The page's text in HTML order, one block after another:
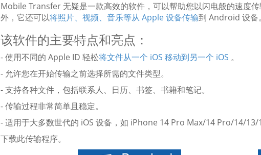
Mobile Transfer 无疑是一款高效的软件，可以帮助您以闪电般的速度
外，它还可以将照片、视频、音乐等从 Apple 设备传输到 Android 设备
该软件的主要特点和亮点：
- 使用不同的 Apple ID 轻松将文件从一个 iOS 移动到另一个 iOS 。
- 允许您在开始传输之前选择所需的文件类型。
- 支持各种文件，包括联系人、日历、书签、书籍和笔记。
- 传输过程非常简单且稳定。
- 适用于大多数世代的 iOS 设备，如 iPhone 14 Pro Max/14 Pro/14/
下载此传输程序。